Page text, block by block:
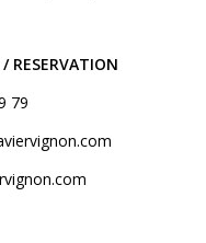
RESERVATION
79